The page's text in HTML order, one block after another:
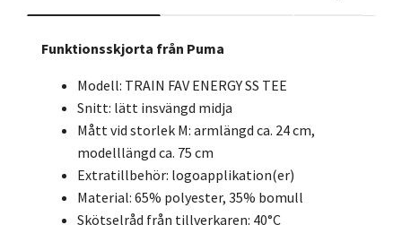
Funktionsskjorta från Puma
Modell: TRAIN FAV ENERGY SS TEE
Snitt: lätt insvängd midja
Mått vid storlek M: armlängd ca. 24 cm,
modelllängd ca. 75 cm
Extratillbehör: logoapplikation(er)
Material: 65% polyester, 35% bomull
Skötselråd från tillverkaren: 40°C